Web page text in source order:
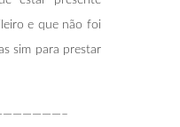
e que não foi
sim para prestar